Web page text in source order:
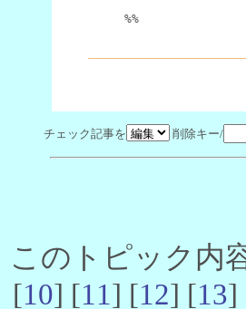
%%
チェック記事を 削除キー/
このトピック内
[10] [11] [12] [13]